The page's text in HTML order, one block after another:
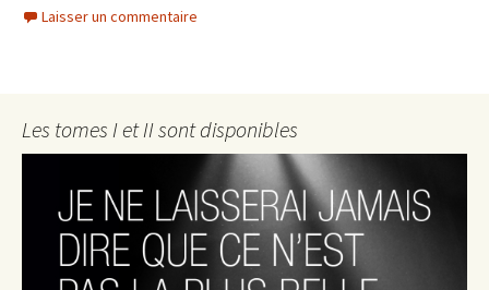
Laisser un commentaire
Les tomes I et II sont disponibles